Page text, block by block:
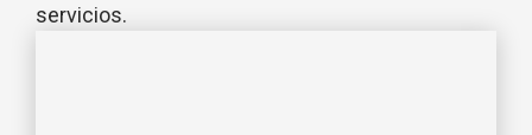
servicios.